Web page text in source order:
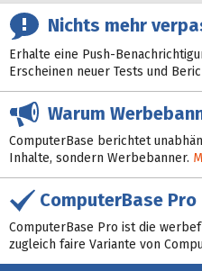
Nichts mehr
Erhalte eine Push-
Erscheinen neuer Tests und
Warum
ComputerBase berichtet
Inhalte, sondern Werbebanner.
ComputerBase Pro
ComputerBase Pro ist die
zugleich faire Variante von